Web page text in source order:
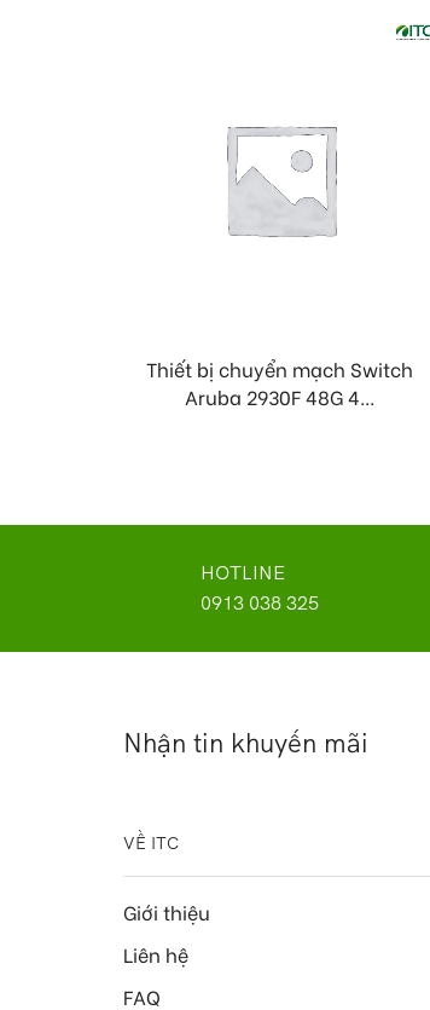
Thiết bị chuyển mạch Switch
Aruba 2930F 48G 4...
HOTLINE
0913 038 325
Nhận tin khuyến mãi
VỀ ITC
Giới thiệu
Liên hệ
FAQ